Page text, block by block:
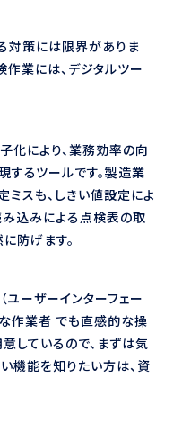
対策には限界がありま
業には、デジタルツー
化により、業務効率の向
するツールです。製造業
スも、しきい値設定によ
込みによる点検表の取
防げます。
ユーザーインターフェー
な作業者 でも直感的な操
しているので、まずは気
機能を知りたい方は、資